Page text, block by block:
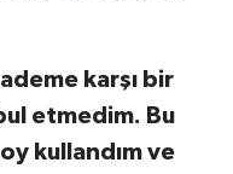
karşı bir
etmedim. Bu
kullandım ve